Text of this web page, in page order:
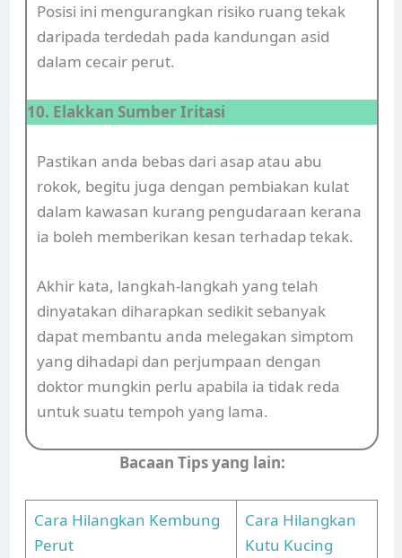
Posisi ini mengurangkan risiko ruang tekak
daripada terdedah pada kandungan asid
dalam cecair perut.
10. Elakkan Sumber Iritasi
Pastikan anda bebas dari asap atau abu
rokok, begitu juga dengan pembiakan kulat
dalam kawasan kurang pengudaraan kerana
ia boleh memberikan kesan terhadap tekak.
Akhir kata, langkah-langkah yang telah
dinyatakan diharapkan sedikit sebanyak
dapat membantu anda melegakan simptom
yang dihadapi dan perjumpaan dengan
doktor mungkin perlu apabila ia tidak reda
untuk suatu tempoh yang lama.
Bacaan Tips yang lain:
Cara Hilangkan Kembung
Perut
Cara Hilangkan
Kutu Kucing